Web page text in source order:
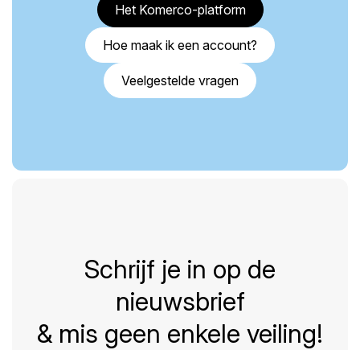
Het Komerco-platform
Hoe maak ik een account?
Veelgestelde vragen
Schrijf je in op de
nieuwsbrief
& mis geen enkele veiling!